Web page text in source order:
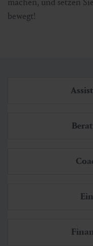
machen, und setzen
bewegt!